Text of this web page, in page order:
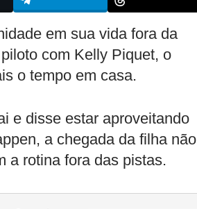
em sua vida fora da
com Kelly Piquet, o
o tempo em casa.
e disse estar aproveitando
a chegada da filha não
a rotina fora das pistas.